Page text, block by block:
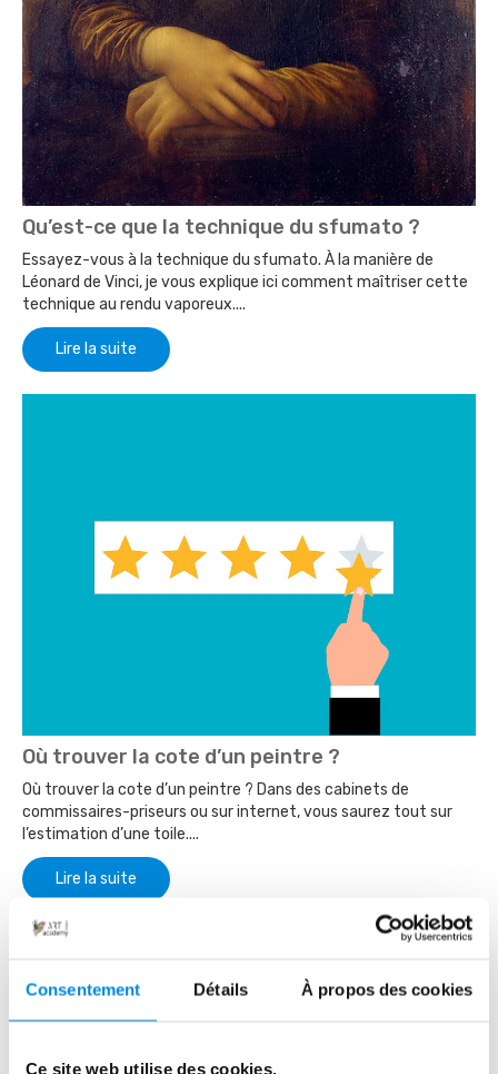
Consentement Détails À propos des cookies
Ce site web utilise des cookies.
Qu’est-ce que la technique du sfumato ?
Essayez-vous à la technique du sfumato. À la manière de
Léonard de Vinci, je vous explique ici comment maîtriser cette
technique au rendu vaporeux....
Lire la suite
Où trouver la cote d’un peintre ?
Où trouver la cote d’un peintre ? Dans des cabinets de
commissaires-priseurs ou sur internet, vous saurez tout sur
l’estimation d’une toile....
Lire la suite